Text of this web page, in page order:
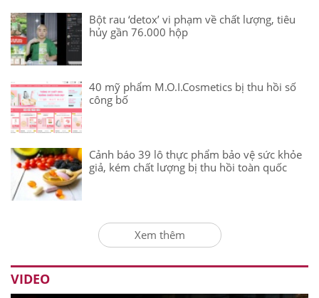
Bột rau ‘detox’ vi phạm về chất lượng, tiêu
hủy gần 76.000 hộp
40 mỹ phẩm M.O.I.Cosmetics bị thu hồi số
công bố
Cảnh báo 39 lô thực phẩm bảo vệ sức khỏe
giả, kém chất lượng bị thu hồi toàn quốc
Xem thêm
VIDEO